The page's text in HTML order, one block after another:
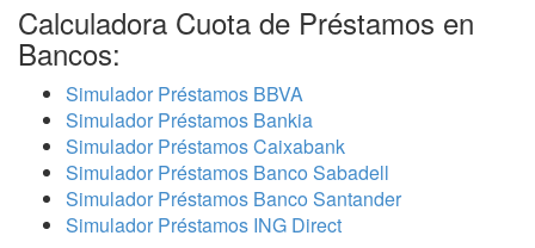
Calculadora Cuota de Préstamos en
Bancos:
Simulador Préstamos BBVA
Simulador Préstamos Bankia
Simulador Préstamos Caixabank
Simulador Préstamos Banco Sabadell
Simulador Préstamos Banco Santander
Simulador Préstamos ING Direct